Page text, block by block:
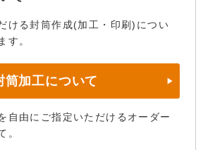
ける封筒作成(加工・印刷)につい
す。
筒加工について
自由にご指定いただけるオーダー
。